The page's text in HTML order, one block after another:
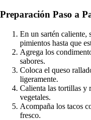
Preparación Paso a
En un sartén caliente,
pimientos hasta que
Agrega los
sabores.
Coloca el queso
ligeramente.
Calienta las tortillas y
vegetales.
Acompaña los tacos
fresco.